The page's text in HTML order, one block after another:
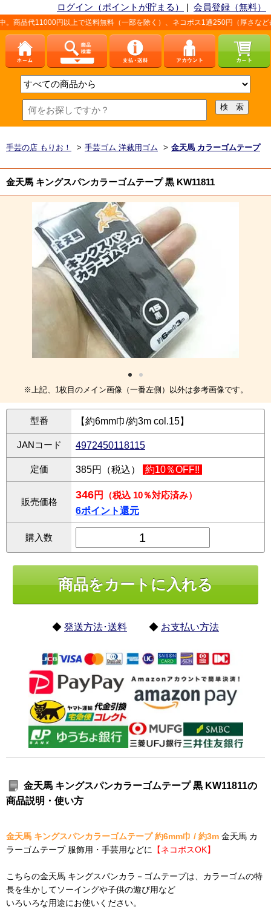
ログイン（ポイントが貯まる） | 会員登録（無料）
円以上で送料無料（一部を除く）、ネコポス1通250円（厚さなど条件あり）
手芸の店 もりお！ > 手芸ゴム 洋裁用ゴム > 金天馬 カラーゴムテープ
金天馬 キングスパンカラーゴムテープ 黒 KW11811
※上記、1枚目のメイン画像（一番左側）以外は参考画像です。
型番 【約6mm巾/約3m col.15】
JANコード 4972450118115
定価 385円（税込） 約10％OFF!!
販売価格
346円
（税込 10％対応済み）
6ポイント還元
購入数
◆ 発送方法･送料 ◆ お支払い方法
金天馬 キングスパンカラーゴムテープ 黒 KW11811の
商品説明・使い方
金天馬 キングスパンカラーゴムテープ 約6mm巾 / 約3m 金天馬 カ
ラーゴムテープ 服飾用・手芸用などに
【ネコポスOK】
こちらの金天馬 キングスパンカラ－ゴムテープは、カラーゴムの特
長を生かしてソーイングや子供の遊び用など
いろいろな用途にお使いください。